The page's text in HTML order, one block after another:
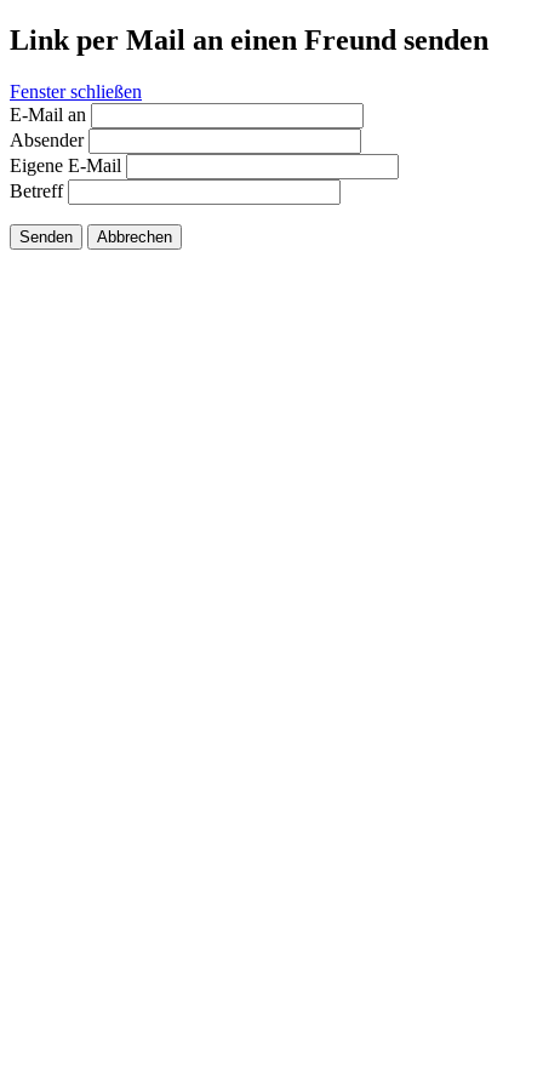
Link per Mail an einen Freund senden
Fenster schließen
E-Mail an
Absender
Eigene E-Mail
Betreff
Senden Abbrechen